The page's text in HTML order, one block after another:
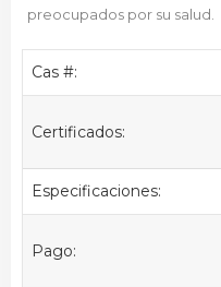
preocupados por su salud.
Cas #:
Certificados:
Especificaciones:
Pago: